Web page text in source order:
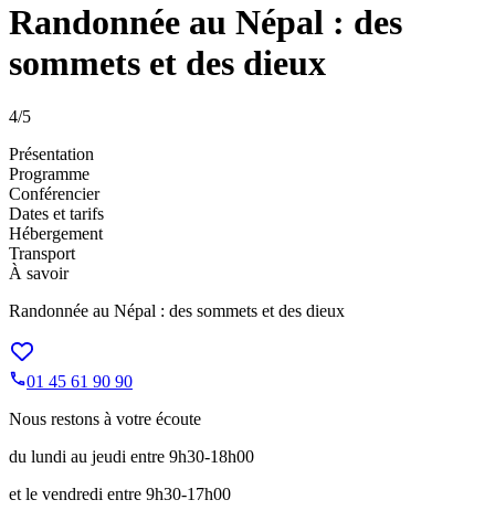
Randonnée au Népal : des
sommets et des dieux
4/5
Présentation
Programme
Conférencier
Dates et tarifs
Hébergement
Transport
À savoir
Randonnée au Népal : des sommets et des dieux
01 45 61 90 90
Nous restons à votre écoute
du lundi au jeudi entre 9h30-18h00
et le vendredi entre 9h30-17h00